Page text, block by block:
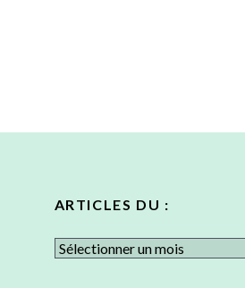
ARTICLES DU :
Articles